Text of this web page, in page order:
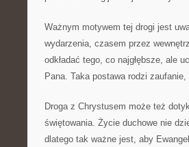
Ważnym motywem tej drogi jest
wydarzenia, czasem przez
odkładać tego, co najgłębsze, ale
Pana. Taka postawa rodzi
Droga z Chrystusem może też
świętowania. Życie duchowe nie
dlatego tak ważne jest, aby